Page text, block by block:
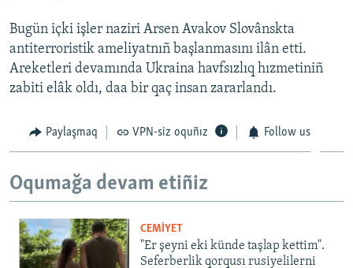
RFE/RS bütün saytları
Bugün içki işler naziri Arsen Avakov Slovânskta
antiterroristik ameliyatnıñ başlanmasını ilân etti.
Areketleri devamında Ukraina havfsızlıq hızmetiniñ
zabiti elâk oldı, daa bir qaç insan zararlandı.
Paylaşmaq VPN-siz oquñız Follow us
Oqumağa devam etiñiz
CEMİYET
"Er şeyni eki künde taşlap kettim".
Seferberlik qorqusı rusiyelilerni